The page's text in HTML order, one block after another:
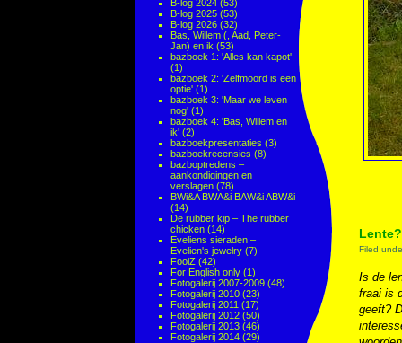
B-log 2024 (53)
B-log 2025 (53)
B-log 2026 (32)
Bas, Willem (, Aad, Peter-
Jan) en ik (53)
bazboek 1: 'Alles kan kapot'
(1)
bazboek 2: 'Zelfmoord is een
optie' (1)
bazboek 3: 'Maar we leven
nog' (1)
bazboek 4: 'Bas, Willem en
ik' (2)
bazboekpresentaties (3)
bazboekrecensies (8)
bazboptredens –
aankondigingen en
verslagen (78)
BWi&A BWA&i BAW&i ABW&i
(14)
De rubber kip – The rubber
chicken (14)
Eveliens sieraden –
Evelien's jewelry (7)
FoolZ (42)
For English only (1)
Fotogalerij 2007-2009 (48)
Fotogalerij 2010 (23)
Fotogalerij 2011 (17)
Fotogalerij 2012 (50)
Fotogalerij 2013 (46)
Fotogalerij 2014 (29)
Lente?
Filed
Is de
fraai is
geeft?